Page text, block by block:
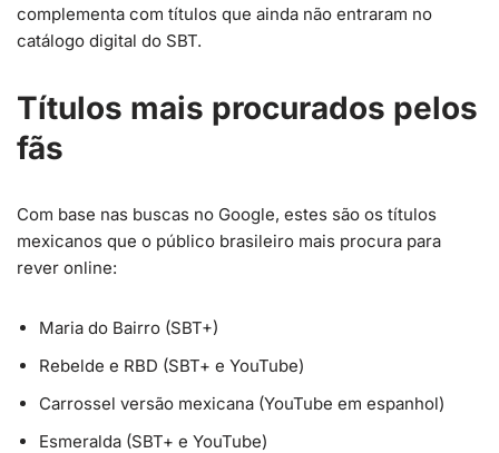
complementa com títulos que ainda não entraram no
catálogo digital do SBT.
Títulos mais procurados pelos
fãs
Com base nas buscas no Google, estes são os títulos
mexicanos que o público brasileiro mais procura para
rever online:
Maria do Bairro (SBT+)
Rebelde e RBD (SBT+ e YouTube)
Carrossel versão mexicana (YouTube em espanhol)
Esmeralda (SBT+ e YouTube)